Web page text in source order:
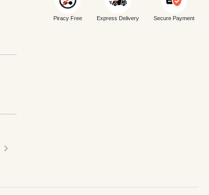
›
Piracy Free Express Delivery Secure Payment